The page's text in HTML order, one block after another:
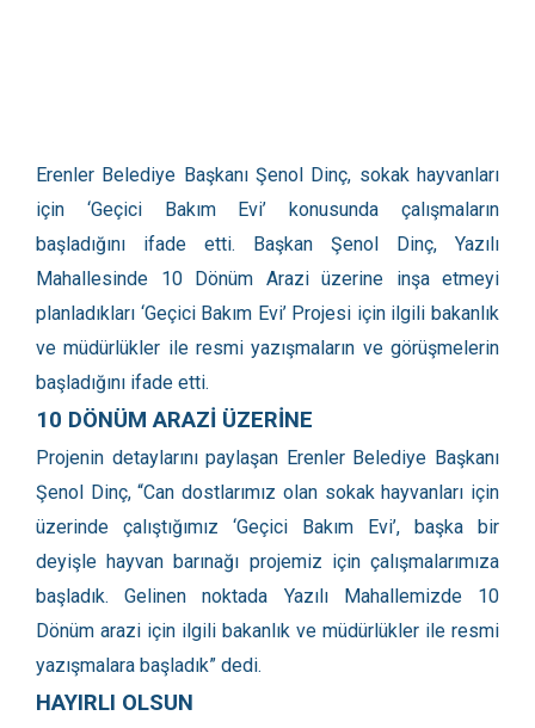
Erenler Belediye Başkanı Şenol Dinç, sokak hayvanları
için ‘Geçici Bakım Evi’ konusunda çalışmaların
başladığını ifade etti. Başkan Şenol Dinç, Yazılı
Mahallesinde 10 Dönüm Arazi üzerine inşa etmeyi
planladıkları ‘Geçici Bakım Evi’ Projesi için ilgili bakanlık
ve müdürlükler ile resmi yazışmaların ve görüşmelerin
başladığını ifade etti.
10 DÖNÜM ARAZİ ÜZERİNE
Projenin detaylarını paylaşan Erenler Belediye Başkanı
Şenol Dinç, “Can dostlarımız olan sokak hayvanları için
üzerinde çalıştığımız ‘Geçici Bakım Evi’, başka bir
deyişle hayvan barınağı projemiz için çalışmalarımıza
başladık. Gelinen noktada Yazılı Mahallemizde 10
Dönüm arazi için ilgili bakanlık ve müdürlükler ile resmi
yazışmalara başladık” dedi.
HAYIRLI OLSUN